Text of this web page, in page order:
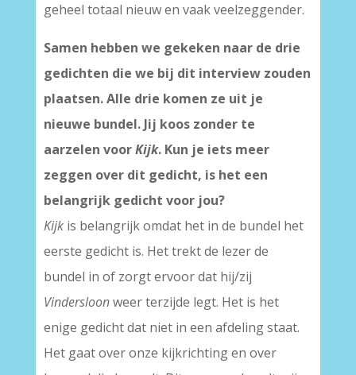
geheel totaal nieuw en vaak veelzeggender.
Samen hebben we gekeken naar de drie
gedichten die we bij dit interview zouden
plaatsen. Alle drie komen ze uit je
nieuwe bundel. Jij koos zonder te
aarzelen voorKijk. Kun je iets meer
zeggen over dit gedicht, is het een
belangrijk gedicht voor jou?
Kijk is belangrijk omdat het in de bundel het
eerste gedicht is. Het trekt de lezer de
bundel in of zorgt ervoor dat hij/zij
Vindersloonweer terzijde legt. Het is het
enige gedicht dat niet in een afdeling staat.
Het gaat over onze kijkrichting en over